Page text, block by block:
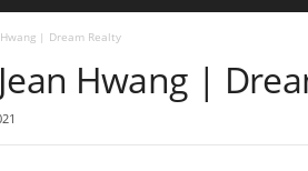
Hwang | Dream Realty
Hwang |